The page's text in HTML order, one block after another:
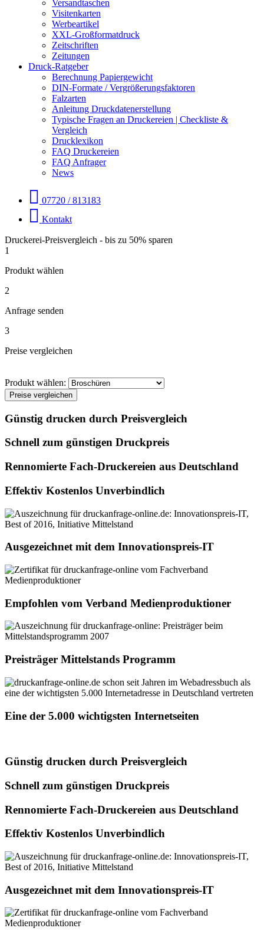
Versandtaschen
Visitenkarten
Werbeartikel
XXL-Großformatdruck
Zeitschriften
Zeitungen
Druck-Ratgeber
Berechnung Papiergewicht
DIN-Formate / Vergrößerungsfaktoren
Falzarten
Anleitung Druckdatenerstellung
Typische Fragen an Druckereien | Checkliste &
Vergleich
Drucklexikon
FAQ Druckereien
FAQ Anfrager
News
07720 / 813183
Kontakt
Druckerei-Preisvergleich - bis zu 50% sparen
1
Produkt wählen
2
Anfrage senden
3
Preise vergleichen
Produkt wählen:
Preise vergleichen
Günstig drucken durch Preisvergleich
Schnell zum günstigen Druckpreis
Rennomierte Fach-Druckereien aus Deutschland
Effektiv Kostenlos Unverbindlich
Ausgezeichnet mit dem Innovationspreis-IT
Empfohlen vom Verband Medienproduktioner
Preisträger Mittelstands Programm
Eine der 5.000 wichtigsten Internetseiten
Günstig drucken durch Preisvergleich
Schnell zum günstigen Druckpreis
Rennomierte Fach-Druckereien aus Deutschland
Effektiv Kostenlos Unverbindlich
Ausgezeichnet mit dem Innovationspreis-IT